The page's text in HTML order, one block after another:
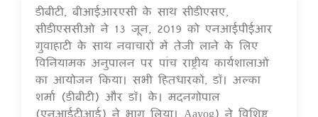
डीबीटी, बीआईआरएसी के साथ सीडीएसए,
सीडीएससीओ ने 13 जून, 2019 को एनआईपीईआर
गुवाहाटी के साथ नवाचारों में तेजी लाने के लिए
विनियामक अनुपालन पर पांच राष्ट्रीय कार्यशालाओं
का आयोजन किया। सभी हितधारकों, डॉ। अल्का
शर्मा (डीबीटी) और डॉ। के। मदनगोपाल